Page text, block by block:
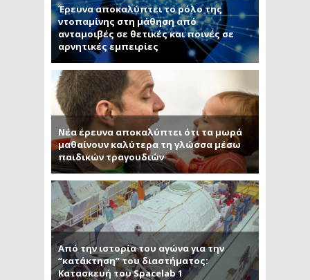
Έρευνα αποκαλύπτει το ρόλο της
ντοπαμίνης στη μάθηση από
ανταμοιβές σε θετικές και ποινές σε
αρνητικές εμπειρίες
Νέα έρευνα αποκαλύπτει ότι τα μωρά
μαθαίνουν καλύτερα τη γλώσσα μέσω
παιδικών τραγουδιών
Από την ιστορία του αγώνα για την
“κατάκτηση” του διαστήματος:
Κατασκευή του Spacelab 1